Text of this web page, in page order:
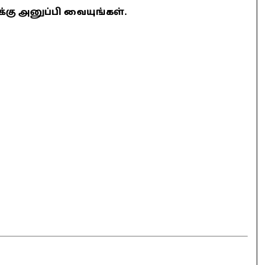
அனுப்பி வையுங்கள்.